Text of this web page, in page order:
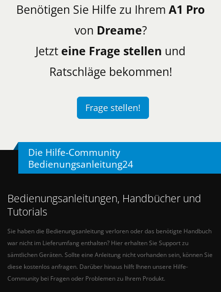
Benötigen Sie Hilfe zu Ihrem A1 Pro
von Dreame?
Jetzt eine Frage stellen und
Ratschläge bekommen!
Frage stellen!
Die Hilfe-Community
Bedienungsanleitung24
Bedienungsanleitungen, Handbücher und
Tutorials
Sie haben die Bedienungsanleitung verloren oder das benötigte Handbuch
war nicht im Lieferumfang enthalten? Hier erhalten Sie Support zu
sämtlichen Geräten. Sollte eine Anleitung nicht vorhanden sein, können Sie
diese kostenlos anfragen. Darüber hinaus hilft Ihnen unsere Hilfe-
Community bei Fragen oder Problemen zu Ihrem Produkt.